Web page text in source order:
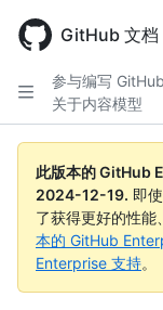
main
content
GitHub 文档
参与编写
关于内容模型
此版本的 GitHub
2024-12-19. 即
了获得更好的性能
本的 GitHub
Enterprise 支持。